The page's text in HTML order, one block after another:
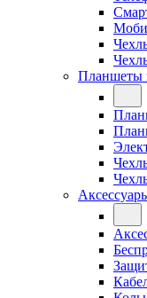
Планшеты